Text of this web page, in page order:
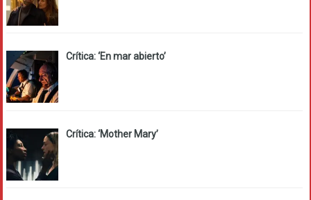
Crítica: ‘En mar abierto’
Crítica: ‘Mother Mary’